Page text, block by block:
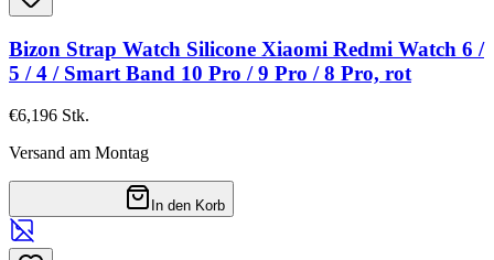
Bizon Strap Watch Silicone Xiaomi Redmi Watch 6 /
5 / 4 / Smart Band 10 Pro / 9 Pro / 8 Pro, rot
€6,196 Stk.
Versand am Montag
In den Korb